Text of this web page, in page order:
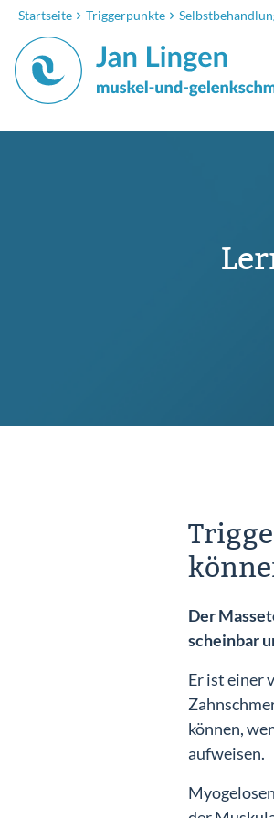
Startseite Triggerpunkte
Der
scheinbar
Er ist einer
können,
aufweisen.